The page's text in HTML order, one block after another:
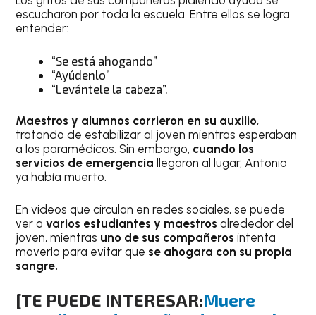
escucharon por toda la escuela. Entre ellos se logra
entender:
“Se está ahogando”
“Ayúdenlo”
“Levántele la cabeza”.
Maestros y alumnos corrieron en su auxilio,
tratando de estabilizar al joven mientras esperaban
a los paramédicos. Sin embargo, cuando los
servicios de emergencia llegaron al lugar, Antonio
ya había muerto.
En videos que circulan en redes sociales, se puede
ver avarios estudiantes y maestros alrededor del
joven, mientras uno de sus compañerosintenta
moverlo para evitar que se ahogara con su propia
sangre.
[TE PUEDE INTERESAR:Muere